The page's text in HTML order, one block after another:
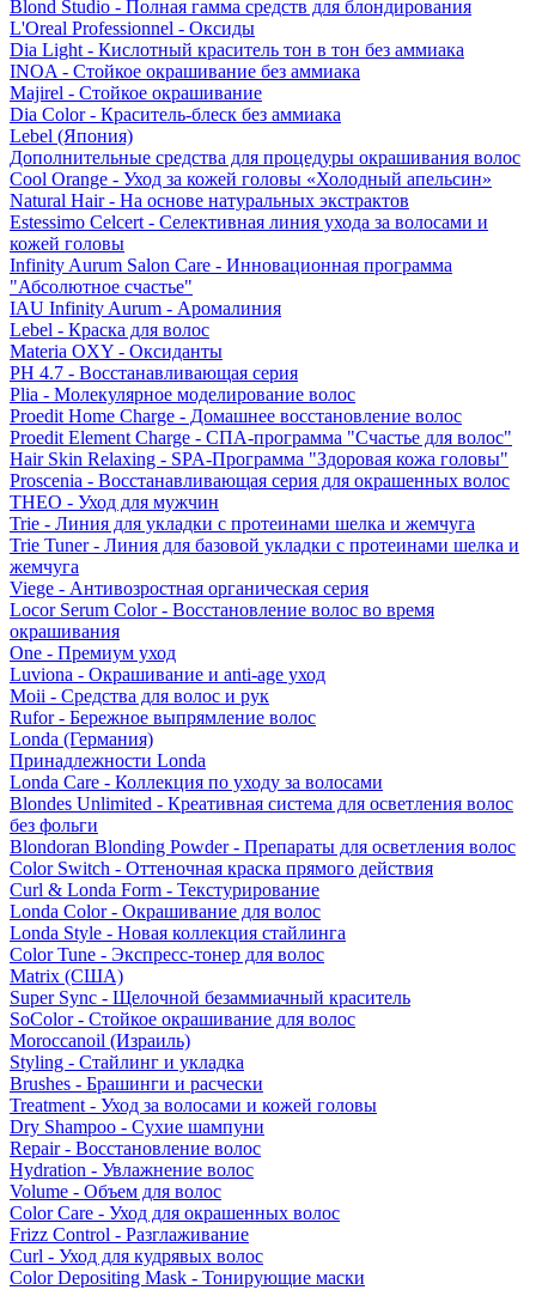
Blond Studio - Полная гамма средств для блондирования
L'Oreal Professionnel - Оксиды
Dia Light - Кислотный краситель тон в тон без аммиака
INOA - Стойкое окрашивание без аммиака
Majirel - Стойкое окрашивание
Dia Color - Краситель-блеск без аммиака
Lebel (Япония)
Дополнительные средства для процедуры окрашивания волос
Cool Orange - Уход за кожей головы «Холодный апельсин»
Natural Hair - На основе натуральных экстрактов
Estessimo Celcert - Селективная линия ухода за волосами и
кожей головы
Infinity Aurum Salon Care - Инновационная программа
"Абсолютное счастье"
IAU Infinity Aurum - Аромалиния
Lebel - Краска для волос
Materia OXY - Оксиданты
PH 4.7 - Восстанавливающая серия
Plia - Молекулярное моделирование волос
Proedit Home Charge - Домашнее восстановление волос
Proedit Element Charge - СПА-программа "Счастье для волос"
Hair Skin Relaxing - SPA-Программа "Здоровая кожа головы"
Proscenia - Восстанавливающая серия для окрашенных волос
THEO - Уход для мужчин
Trie - Линия для укладки с протеинами шелка и жемчуга
Trie Tuner - Линия для базовой укладки с протеинами шелка и
жемчуга
Viege - Антивозростная органическая серия
Locor Serum Color - Восстановление волос во время
окрашивания
One - Премиум уход
Luviona - Окрашивание и anti-age уход
Moii - Средства для волос и рук
Rufor - Бережное выпрямление волос
Londa (Германия)
Принадлежности Londa
Londa Care - Коллекция по уходу за волосами
Blondes Unlimited - Креативная система для осветления волос
без фольги
Blondoran Blonding Powder - Препараты для осветления волос
Color Switch - Оттеночная краска прямого действия
Curl & Londa Form - Текстурирование
Londa Color - Окрашивание для волос
Londa Style - Новая коллекция стайлинга
Color Tune - Экспресс-тонер для волос
Matrix (США)
Super Sync - Щелочной безаммиачный краситель
SoColor - Стойкое окрашивание для волос
Moroccanoil (Израиль)
Styling - Стайлинг и укладка
Brushes - Брашинги и расчески
Treatment - Уход за волосами и кожей головы
Dry Shampoo - Сухие шампуни
Repair - Восстановление волос
Hydration - Увлажнение волос
Volume - Объем для волос
Color Care - Уход для окрашенных волос
Frizz Control - Разглаживание
Curl - Уход для кудрявых волос
Color Depositing Mask - Тонирующие маски